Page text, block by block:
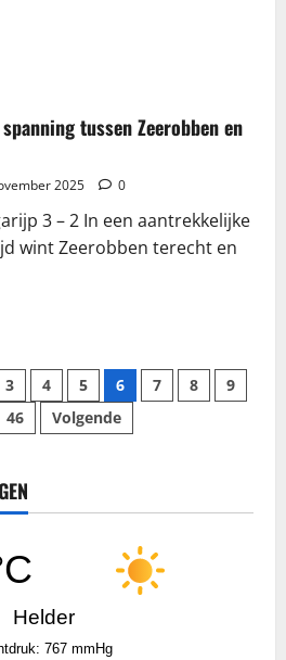
tussen Zeerobben en
2025 0
3 – 2 In een aantrekkelijke
wint Zeerobben terecht en
3 4 5 6 7 8
9
46 Volgende
Helder
767 mmHg